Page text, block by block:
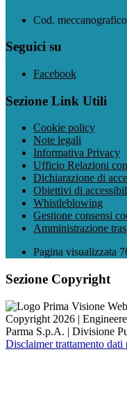
Cod.
Seguici su
Facebook
Sezione Link Utili
Cookie policy
Note legali
Informativa Privacy
Ufficio Relazioni
Dichiarazione di
Obiettivi di
Whistleblowing
Gestione consensi
Amministrazione
Pagina visualizzata
Sezione Copyright
Copyright 2026 |
Parma S.p.A. | Divisione
Disclaimer trattamento dati